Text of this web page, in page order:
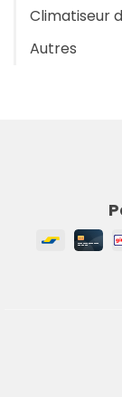
Climatiseur
Autres